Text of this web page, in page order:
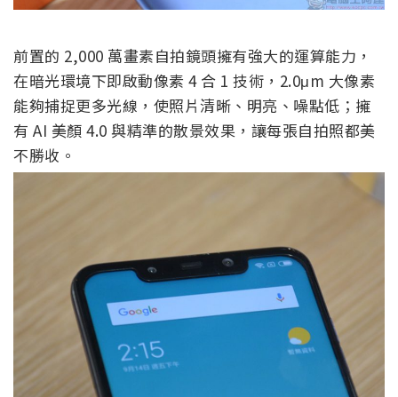
前置的 2,000 萬畫素自拍鏡頭擁有強大的運算能力，
在暗光環境下即啟動像素 4 合 1 技術，2.0μm 大像素
能夠捕捉更多光線，使照片清晰、明亮、噪點低；擁
有 AI 美顏 4.0 與精準的散景效果，讓每張自拍照都美
不勝收。